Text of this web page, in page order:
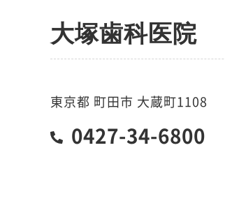
大塚歯科医院
東京都 町田市 大蔵町1108
0427-34-6800